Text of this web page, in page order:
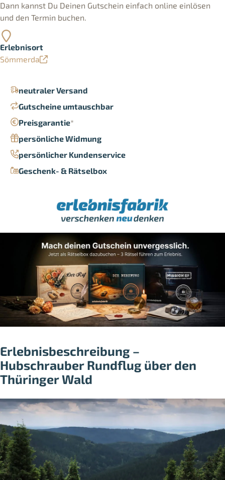
neutraler Versand
Gutscheine umtauschbar
Preisgarantie*
persönliche Widmung
persönlicher Kundenservice
Geschenk- & Rätselbox
Dann kannst Du Deinen Gutschein einfach online einlösen
und den Termin buchen.
Erlebnisort
Sömmerda
Erlebnisbeschreibung –
Hubschrauber Rundflug über den
Thüringer Wald